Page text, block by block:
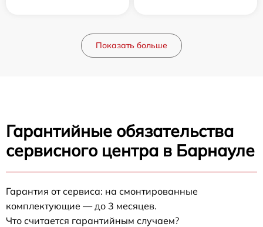
Показать больше
Гарантийные обязательства
сервисного центра в Барнауле
Гарантия от сервиса: на смонтированные
комплектующие — до 3 месяцев.
Что считается гарантийным случаем?